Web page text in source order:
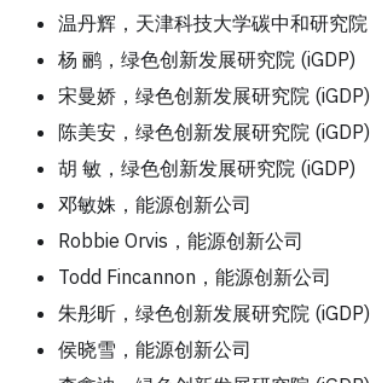
温丹辉，天津科技大学碳中和研究院
杨 鹂，绿色创新发展研究院 (iGDP)
宋曼娇，绿色创新发展研究院 (iGDP)
陈美安，绿色创新发展研究院 (iGDP)
胡 敏，绿色创新发展研究院 (iGDP)
邓敏姝，能源创新公司
Robbie Orvis，能源创新公司
Todd Fincannon，能源创新公司
朱彤昕，绿色创新发展研究院 (iGDP)
侯晓雪，能源创新公司